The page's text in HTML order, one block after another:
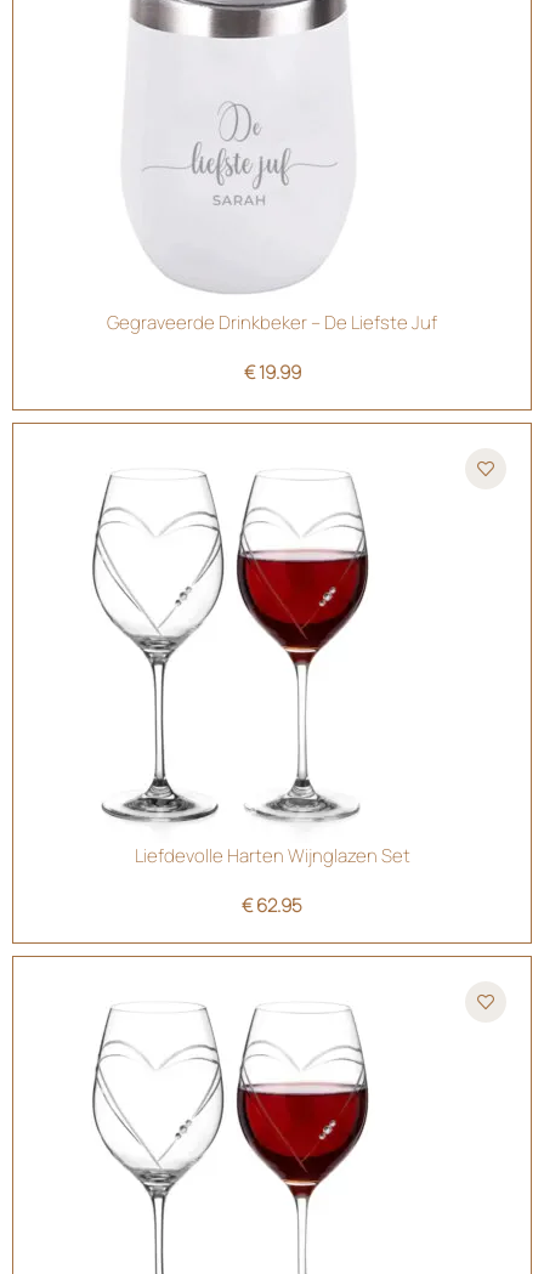
Gegraveerde Drinkbeker – De Liefste Juf
€19.99
Liefdevolle Harten Wijnglazen Set
€62.95